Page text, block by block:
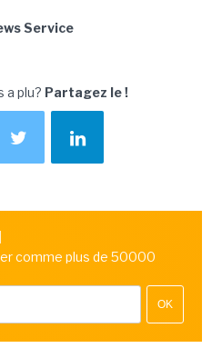
Service
a plu? Partagez le !
comme plus de 50000
OK